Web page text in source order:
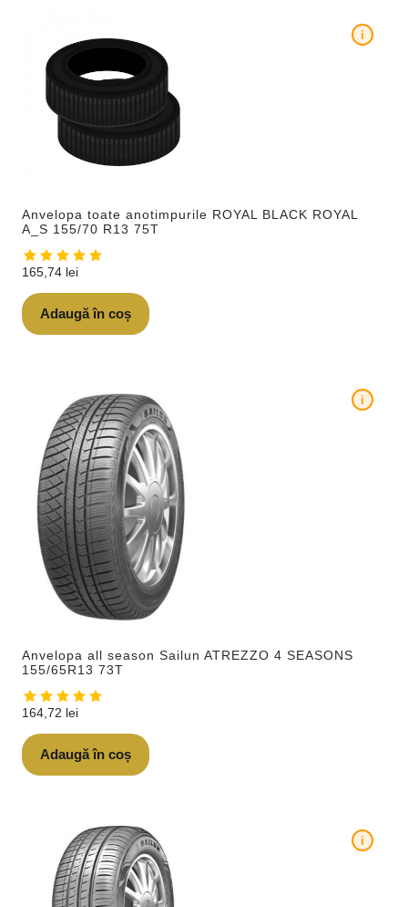
Anvelopa toate anotimpurile ROYAL BLACK ROYAL
A_S 155/70 R13 75T
i
165,74 lei
Adaugă în coș
Anvelopa all season Sailun ATREZZO 4 SEASONS
155/65R13 73T
i
164,72 lei
Adaugă în coș
i